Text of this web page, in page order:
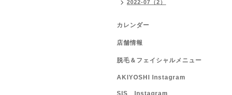
2022-07（2）
カレンダー
店舗情報
脱毛＆フェイシャルメニュー
AKIYOSHI Instagram
SIS Instagram